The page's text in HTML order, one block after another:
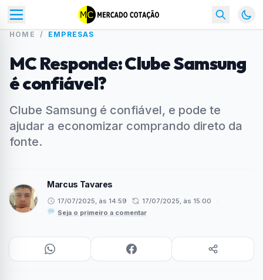
HOME / EMPRESAS
MC Responde: Clube Samsung
é confiável?
Clube Samsung é confiável, e pode te
ajudar a economizar comprando direto da
fonte.
Marcus Tavares
17/07/2025, às 14:59 17/07/2025, às 15:00
·
Seja o primeiro a comentar